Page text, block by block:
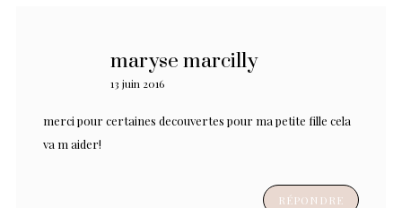
maryse marcilly
13 juin 2016
merci pour certaines decouvertes pour ma petite fille cela
va m aider!
RÉPONDRE